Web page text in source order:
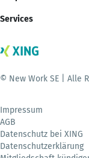
Services
© New Work SE | Alle
Impressum
AGB
Datenschutz bei XING
Datenschutzerklärung